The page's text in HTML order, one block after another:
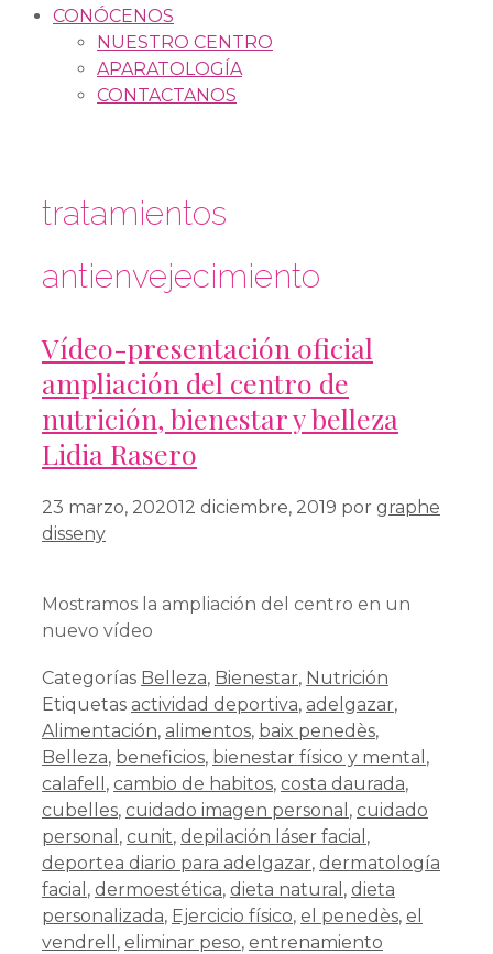
CONÓCENOS
NUESTRO CENTRO
APARATOLOGÍA
CONTACTANOS
tratamientos
antienvejecimiento
Vídeo-presentación oficial
ampliación del centro de
nutrición, bienestar y belleza
Lidia Rasero
23 marzo, 202012 diciembre, 2019 por graphe
disseny
Mostramos la ampliación del centro en un
nuevo vídeo
Categorías Belleza, Bienestar, Nutrición
Etiquetas actividad deportiva, adelgazar,
Alimentación, alimentos, baix penedès,
Belleza, beneficios, bienestar físico y mental ,
calafell , cambio de habitos, costa daurada,
cubelles, cuidado imagen personal , cuidado
personal , cunit, depilación láser facial ,
deportea diario para adelgazar, dermatología
facial , dermoestética, dieta natural , dieta
personalizada, Ejercicio físico, el penedès, el
vendrell , eliminar peso, entrenamiento